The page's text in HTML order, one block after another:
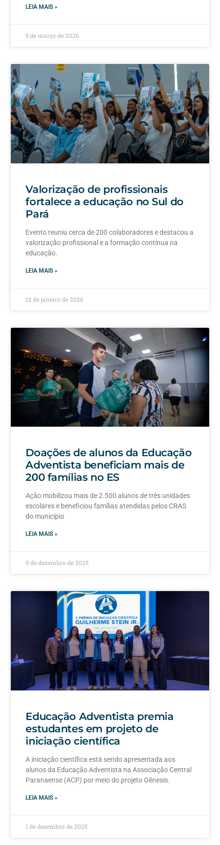
LEIA MAIS »
5 de março de 2026
Valorização de profissionais
fortalece a educação no Sul do
Pará
Evento reuniu cerca de 200 colaboradores e destacou a
valorização profissional e a formação contínua na
educação.
LEIA MAIS »
12 de janeiro de 2026
Doações de alunos da Educação
Adventista beneficiam mais de
200 famílias no ES
Ação mobilizou mais de 2.500 alunos de três unidades
escolares e beneficiou famílias atendidas pelos CRAS
do município
LEIA MAIS »
9 de dezembro de 2025
Educação Adventista premia
estudantes em projeto de
iniciação científica
A iniciação científica está sendo apresentada aos
alunos da Educação Adventista na Associação Central
Paranaense (ACP) por meio do projeto Gênesis.
LEIA MAIS »
1 de dezembro de 2025